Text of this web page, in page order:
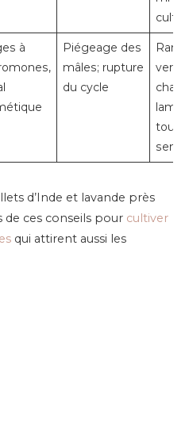
à
Piégeage des
mâles; rupture
du cycle
verre;
sem.
d’Inde et lavande près
de ces conseils pour cultiver
qui attirent aussi les